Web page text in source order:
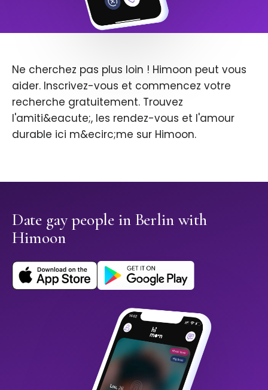
Ne cherchez pas plus loin ! Himoon peut vous
aider. Inscrivez-vous et commencez votre
recherche gratuitement. Trouvez
l'amiti&eacute;, les rendez-vous et l'amour
durable ici m&ecirc;me sur Himoon.
Date gay people in Berlin with
Himoon